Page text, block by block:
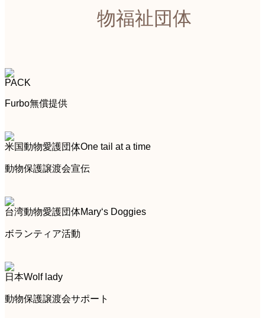
物福祉団体
PACK
Furbo無償提供
米国動物愛護団体One tail at a time
動物保護譲渡会宣伝
台湾動物愛護団体Mary‘s Doggies
ボランティア活動
日本Wolf lady
動物保護譲渡会サポート